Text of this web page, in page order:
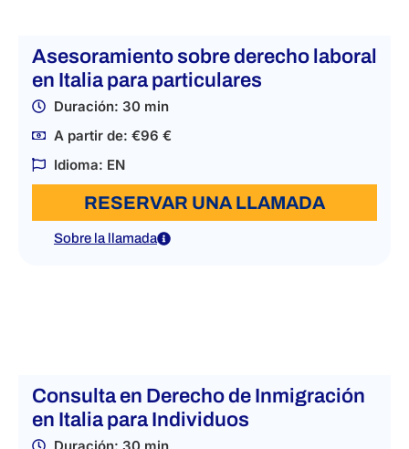
Asesoramiento sobre derecho laboral
en Italia para particulares
Duración: 30 min
A partir de: €96 €
Idioma: EN
RESERVAR UNA LLAMADA
Sobre la llamada
Consulta en Derecho de Inmigración
en Italia para Individuos
Duración: 30 min